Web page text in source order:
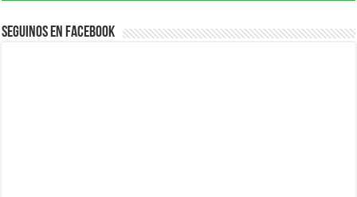
Seguinos en Facebook